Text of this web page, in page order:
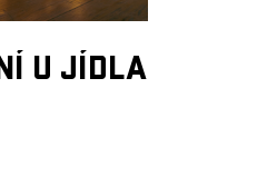
U JÍDLA